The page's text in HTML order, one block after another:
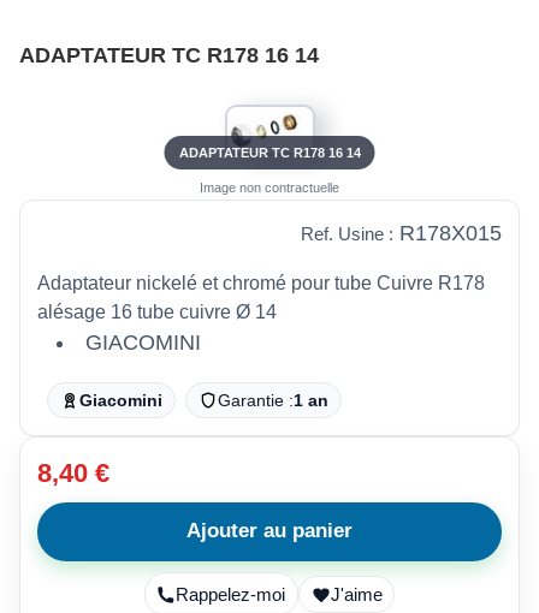
ADAPTATEUR TC R178 16 14
ADAPTATEUR TC R178 16 14
Image non contractuelle
Ref. Usine : R178X015
Adaptateur nickelé et chromé pour tube Cuivre R178
alésage 16 tube cuivre Ø 14
GIACOMINI
Giacomini Garantie :1 an
8,40 €
Ajouter au panier
Rappelez-moi J'aime